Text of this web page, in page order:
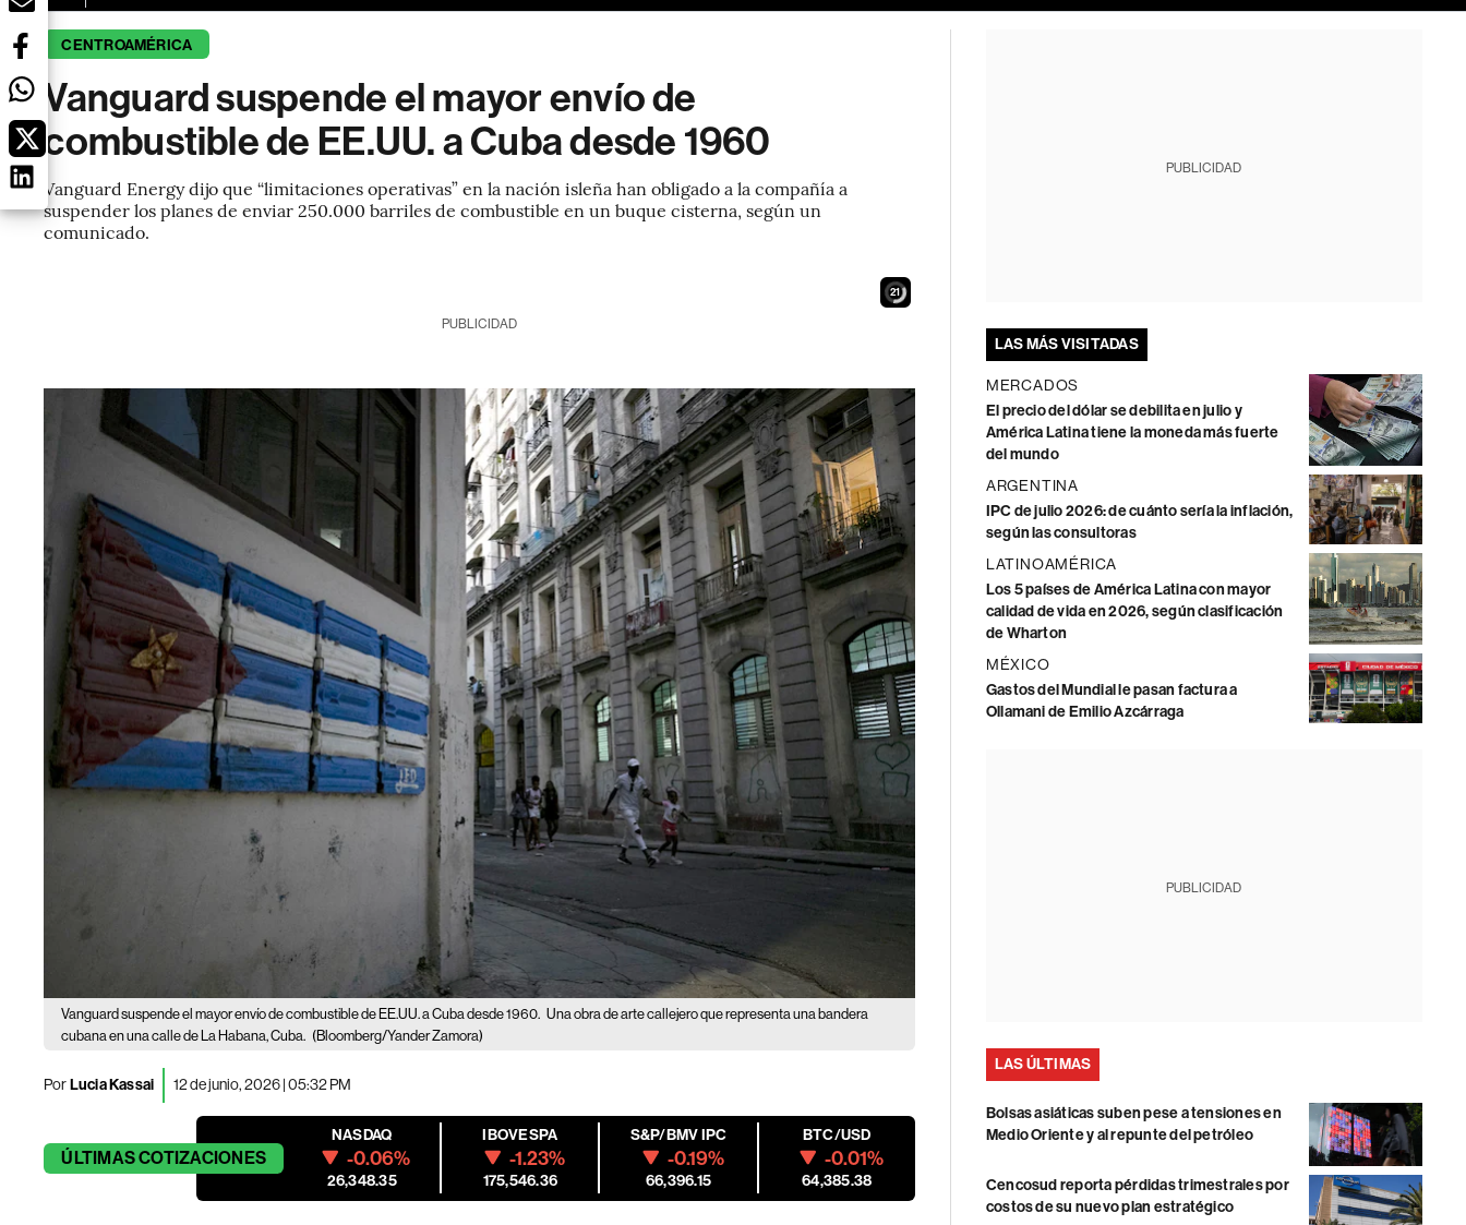
CENTROAMÉRICA
Vanguard suspende el mayor envío de
combustible de EE.UU. a Cuba desde 1960
Vanguard Energy dijo que “limitaciones operativas” en la nación isleña han obligado a la compañía a
suspender los planes de enviar 250.000 barriles de combustible en un buque cisterna, según un
comunicado.
19
PUBLICIDAD
Vanguard suspende el mayor envío de combustible de EE.UU. a Cuba desde 1960. Una obra de arte callejero que representa una bandera
cubana en una calle de La Habana, Cuba. (Bloomberg/Yander Zamora)
PorLucia Kassai 12 de junio, 2026 | 05:32 PM
ÚLTIMASCOTIZACIONES
NASDAQ
-0.06%
26,348.35
IBOVESPA
-1.23%
175,546.36
S&P/BMV IPC
-0.19%
66,396.15
BTC/USD
-0.01%
64,385.38
PUBLICIDAD
LAS MÁS VISITADAS
MERCADOS
El precio del dólar se debilita en julio y
América Latina tiene la moneda más fuerte
del mundo
ARGENTINA
IPC de julio 2026: de cuánto sería la inflación,
según las consultoras
LATINOAMÉRICA
Los 5 países de América Latina con mayor
calidad de vida en 2026, según clasificación
de Wharton
MÉXICO
Gastos del Mundial le pasan factura a
Ollamani de Emilio Azcárraga
PUBLICIDAD
LAS ÚLTIMAS
Bolsas asiáticas suben pese a tensiones en
Medio Oriente y al repunte del petróleo
Cencosud reporta pérdidas trimestrales por
costos de su nuevo plan estratégico